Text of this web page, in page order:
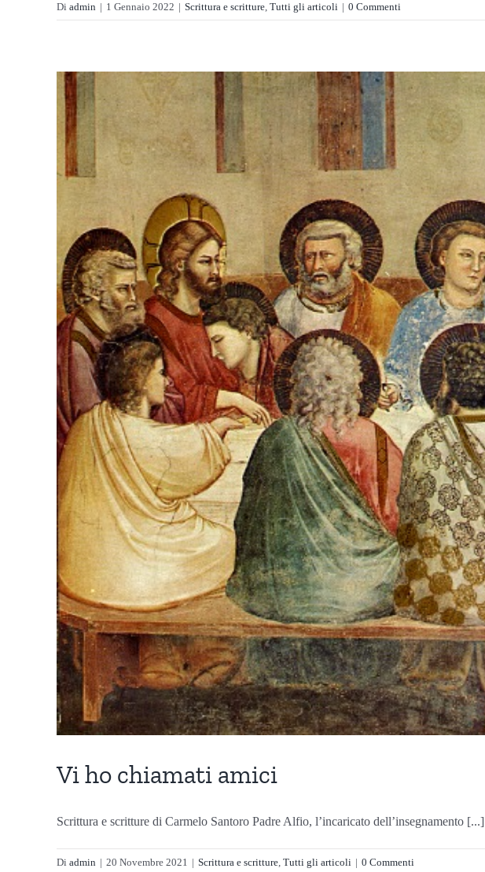
Di admin | 1 Gennaio 2022 | Scrittura e scritture, Tutti gli articoli | 0 Commenti
Vi ho chiamati amici
Scrittura e scritture di Carmelo Santoro Padre Alfio, l’incaricato dell’insegnamento [...]
Di admin | 20 Novembre 2021 | Scrittura e scritture, Tutti gli articoli | 0 Commenti